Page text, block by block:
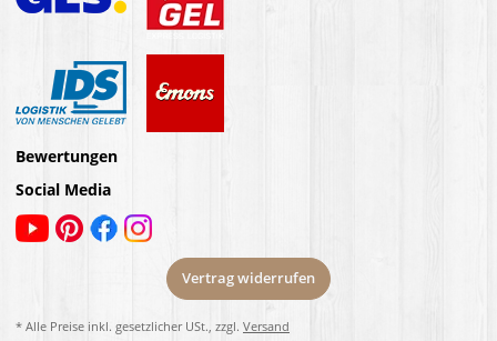
Bewertungen
Social Media
Vertrag widerrufen
* Alle Preise inkl. gesetzlicher USt., zzgl. Versand